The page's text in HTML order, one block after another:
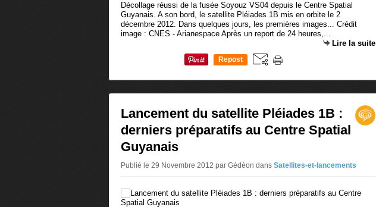
Décollage réussi de la fusée Soyouz VS04 depuis le Centre Spatial
Guyanais. A son bord, le satellite Pléiades 1B mis en orbite le 2
décembre 2012. Dans quelques jours, les premières images... Crédit
image : CNES - Arianespace Après un report de 24 heures,...
Lire la suite
Repost
Lancement du satellite Pléiades 1B :
derniers préparatifs au Centre Spatial
Guyanais
Publié le 29 Novembre 2012 par Gédéon dans Satellites-et-lancements